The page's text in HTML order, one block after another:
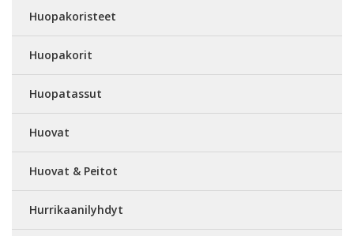
Huopakoristeet
Huopakorit
Huopatassut
Huovat
Huovat & Peitot
Hurrikaanilyhdyt